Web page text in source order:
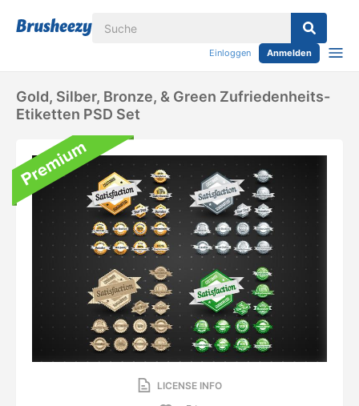
Einloggen Anmelden
Gold, Silber, Bronze, & Green Zufriedenheits-
Etiketten PSD Set
LICENSE INFO